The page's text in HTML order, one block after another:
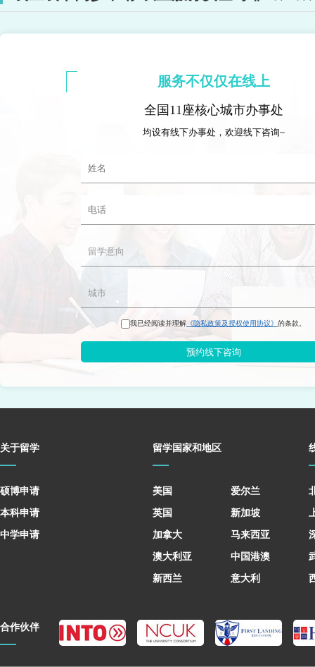
服务不仅仅在线上
全国11座核心城市办事处
均设有线下办事处，欢迎线下咨询~
我已经阅读并理解 《隐私政策及授权使用协议》 的条款。
预约线下咨询
关于留学
硕博申请
本科申请
中学申请
留学国家和地区
美国
英国
加拿大
澳大利亚
新西兰
爱尔兰
新加坡
马来西亚
中国港澳
意大利
合作伙伴